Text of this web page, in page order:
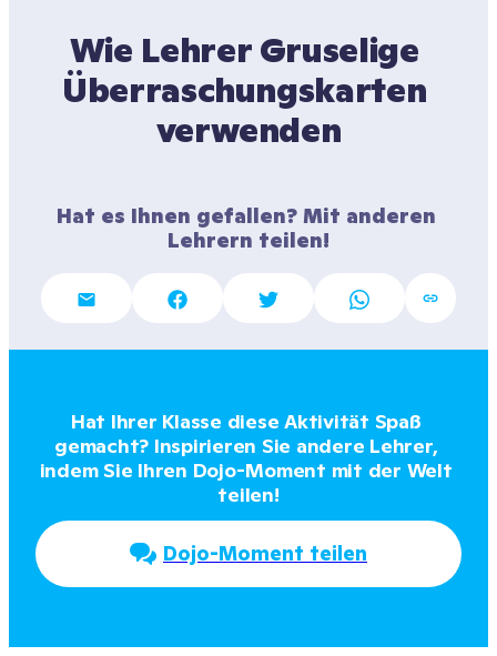
Wie Lehrer Gruselige
Überraschungskarten
verwenden
Hat es Ihnen gefallen? Mit anderen
Lehrern teilen!
Hat Ihrer Klasse diese Aktivität Spaß
gemacht? Inspirieren Sie andere Lehrer,
indem Sie Ihren Dojo-Moment mit der Welt
teilen!
Dojo-Moment teilen